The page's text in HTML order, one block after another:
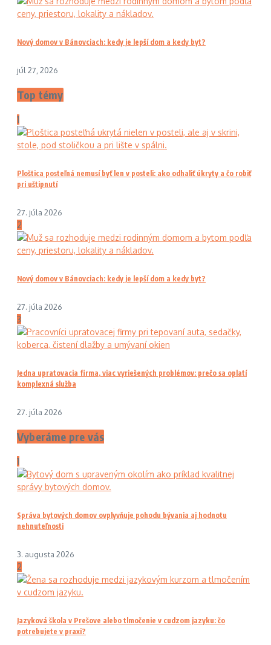
Nový domov v Bánovciach: kedy je lepší dom a kedy byt?
júl 27, 2026
Top témy
1
Ploštica posteľná nemusí byť len v posteli: ako odhaliť úkryty a čo robiť
pri uštipnutí
27. júla 2026
2
Nový domov v Bánovciach: kedy je lepší dom a kedy byt?
27. júla 2026
3
Jedna upratovacia firma, viac vyriešených problémov: prečo sa oplatí
komplexná služba
27. júla 2026
Vyberáme pre vás
1
Správa bytových domov ovplyvňuje pohodu bývania aj hodnotu
nehnuteľnosti
3. augusta 2026
2
Jazyková škola v Prešove alebo tlmočenie v cudzom jazyku: čo
potrebujete v praxi?